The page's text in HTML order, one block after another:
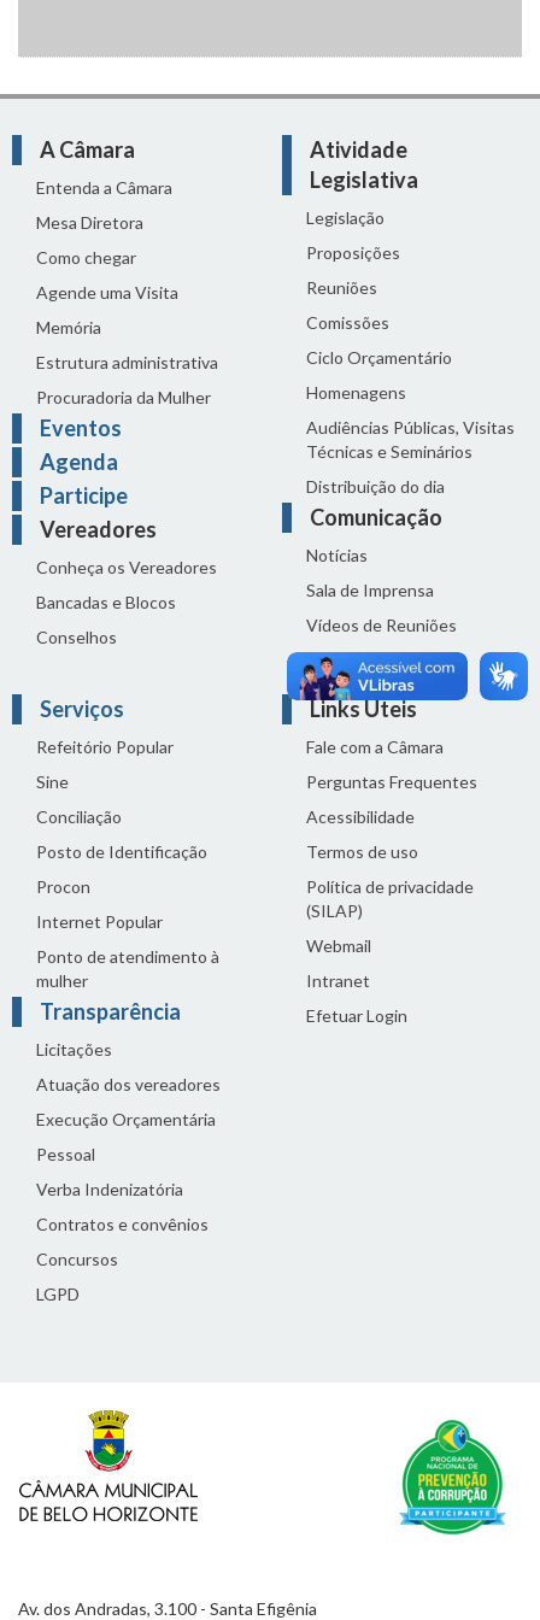
A Câmara
Entenda a Câmara
Mesa Diretora
Como chegar
Agende uma Visita
Memória
Estrutura administrativa
Procuradoria da Mulher
Eventos
Agenda
Participe
Vereadores
Conheça os Vereadores
Bancadas e Blocos
Conselhos
Atividade
Legislativa
Legislação
Proposições
Reuniões
Comissões
Ciclo Orçamentário
Homenagens
Audiências Públicas, Visitas
Técnicas e Seminários
Distribuição do dia
Comunicação
Notícias
Sala de Imprensa
Vídeos de Reuniões
Solenidades
Serviços
Refeitório Popular
Sine
Conciliação
Posto de Identificação
Procon
Internet Popular
Ponto de atendimento à
mulher
Transparência
Licitações
Atuação dos vereadores
Execução Orçamentária
Pessoal
Verba Indenizatória
Contratos e convênios
Concursos
LGPD
Links Úteis
Fale com a Câmara
Perguntas Frequentes
Acessibilidade
Termos de uso
Política de privacidade
(SILAP)
Webmail
Intranet
Efetuar Login
Av. dos Andradas, 3.100 - Santa Efigênia